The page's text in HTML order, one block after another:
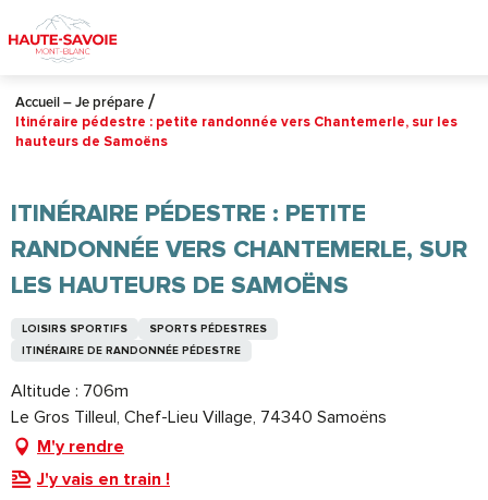
au
contenu
principal
Accueil – Je prépare
Itinéraire pédestre : petite randonnée vers Chantemerle, sur les
hauteurs de Samoëns
ITINÉRAIRE PÉDESTRE : PETITE
RANDONNÉE VERS CHANTEMERLE, SUR
LES HAUTEURS DE SAMOËNS
LOISIRS SPORTIFS
SPORTS PÉDESTRES
ITINÉRAIRE DE RANDONNÉE PÉDESTRE
Altitude : 706m
Le Gros Tilleul, Chef-Lieu Village, 74340 Samoëns
M'y rendre
J'y vais en train !